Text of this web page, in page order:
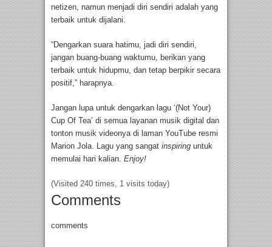
netizen, namun menjadi diri sendiri adalah yang
terbaik untuk dijalani.
“Dengarkan suara hatimu, jadi diri sendiri,
jangan buang-buang waktumu, berikan yang
terbaik untuk hidupmu, dan tetap berpikir secara
positif,” harapnya.
Jangan lupa untuk dengarkan lagu ‘(Not Your)
Cup Of Tea’ di semua layanan musik digital dan
tonton musik videonya di laman YouTube resmi
Marion Jola. Lagu yang sangat inspiring untuk
memulai hari kalian. Enjoy!
(Visited 240 times, 1 visits today)
Comments
comments